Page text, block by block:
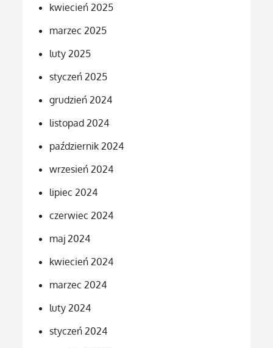
kwiecień 2025
marzec 2025
luty 2025
styczeń 2025
grudzień 2024
listopad 2024
październik 2024
wrzesień 2024
lipiec 2024
czerwiec 2024
maj 2024
kwiecień 2024
marzec 2024
luty 2024
styczeń 2024